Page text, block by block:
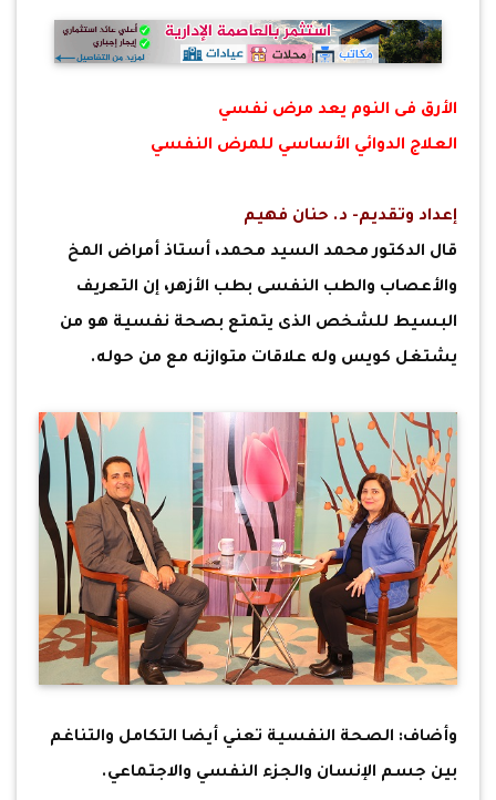
الأرق فى النوم يعد مرض نفسي
العلاج الدوائي الأساسي للمرض النفسي
إعداد وتقديم- د. حنان فهيم
قال الدكتور محمد السيد محمد، أستاذ أمراض المخ
والأعصاب والطب النفسى بطب الأزهر، إن التعريف
البسيط للشخص الذى يتمتع بصحة نفسية هو من
يشتغل كويس وله علاقات متوازنه مع من حوله.
وأضاف: الصحة النفسية تعني أيضا التكامل والتناغم
بين جسم الإنسان والجزء النفسي والاجتماعي.